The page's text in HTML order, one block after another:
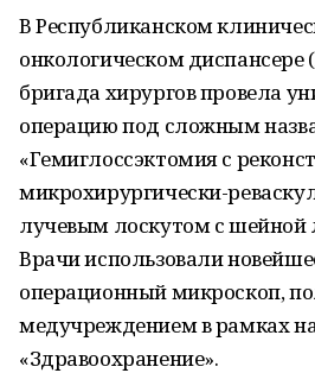
В Республиканском
онкологическом диспансере
бригада хирургов провела
операцию под сложным
«Гемиглоссэктомия с
микрохирургически-
лучевым лоскутом с шейной
Врачи использовали
операционный микроскоп,
медучреждением в рамках
«Здравоохранение».